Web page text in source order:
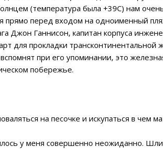
(температура была +39С) нам
прямо перед входом на одноименный
Джон Ганнисон, капитан корпуса
для прокладки
при его упоминании, это
побережье.
на песочке и искупаться в чем
у меня совершенно неожиданно.